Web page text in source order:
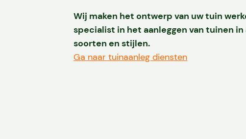
Wij maken het ontwerp van uw tuin
specialist in het aanleggen van tuinen
soorten en stijlen.
Ga naar tuinaanleg diensten